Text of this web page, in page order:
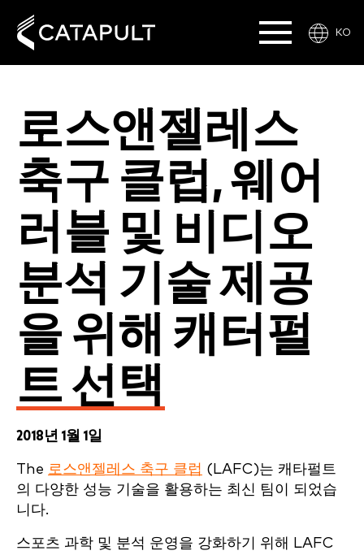
KO
로스앤젤레스
축구 클럽, 웨어
러블 및 비디오
분석 기술 제공
을 위해 캐터펄
트 선택
2018년 1월 1일
The 로스앤젤레스 축구 클럽 (LAFC)는 캐타펄트
의 다양한 성능 기술을 활용하는 최신 팀이 되었습
니다.
스포츠 과학 및 분석 운영을 강화하기 위해 LAFC